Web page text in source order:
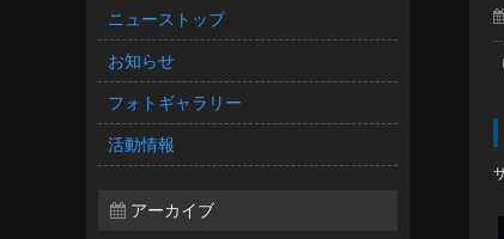
ニューストップ
お知らせ
フォトギャラリー
活動情報
アーカイブ